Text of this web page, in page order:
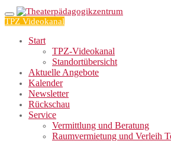
TPZ Videokanal
Start
TPZ-Videokanal
Standortübersicht
Aktuelle Angebote
Kalender
Newsletter
Rückschau
Service
Vermittlung und Beratung
Raumvermietung und Verleih